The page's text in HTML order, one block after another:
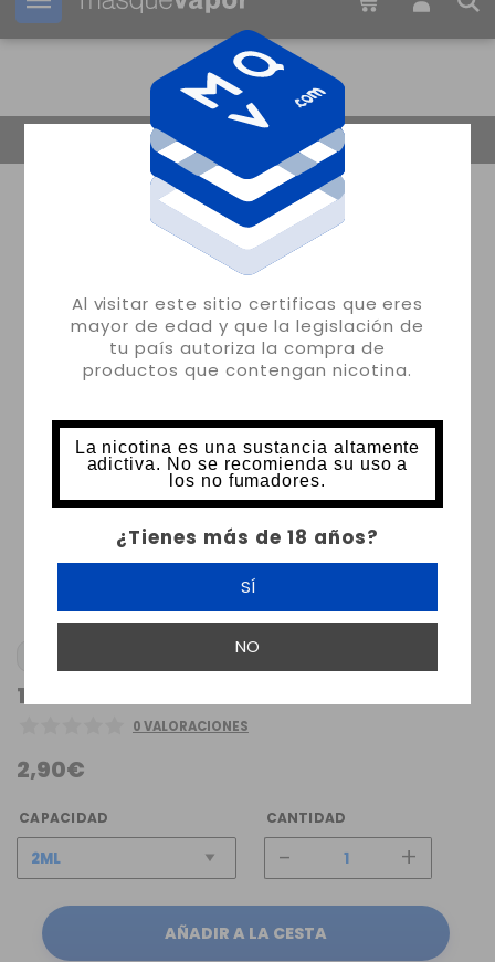
Al visitar este sitio certificas que eres
mayor de edad y que la legislación de
tu país autoriza la compra de
productos que contengan nicotina.
La nicotina es una sustancia altamente
adictiva. No se recomienda su uso a
los no fumadores.
¿Tienes más de 18 años?
SÍ
NO
Tu pedido puede ser enviado en 04m:
0 VALORACIONES
2,90€
CAPACIDAD CANTIDAD
- +
AÑADIR A LA CESTA